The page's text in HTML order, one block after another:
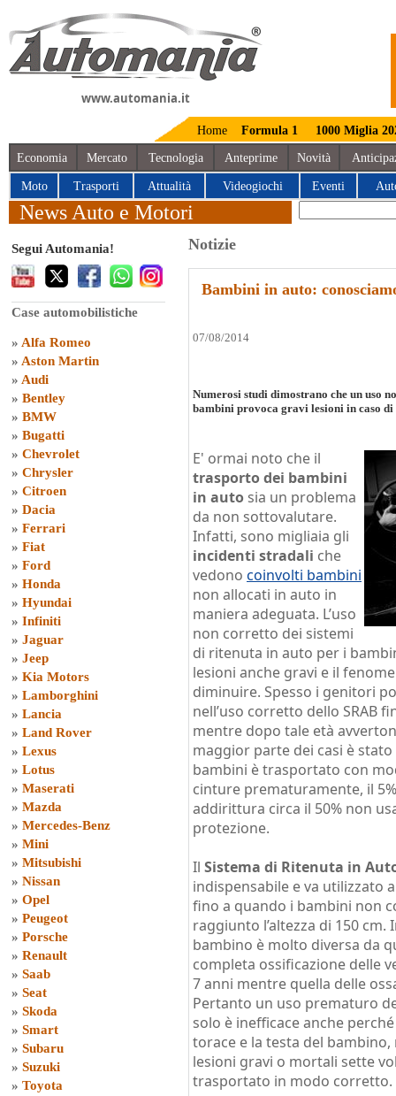
www.automania.it
Home Formula 1 1000 Miglia
Economia Mercato Tecnologia Anteprime Novità
Moto Trasporti Attualità Videogiochi Eventi
News Auto e Motori
Segui Automania!
Case automobilistiche
» Alfa Romeo
» Aston Martin
» Audi
» Bentley
» BMW
» Bugatti
» Chevrolet
» Chrysler
» Citroen
» Dacia
» Ferrari
» Fiat
» Ford
» Honda
» Hyundai
» Infiniti
» Jaguar
» Jeep
» Kia Motors
» Lamborghini
» Lancia
» Land Rover
» Lexus
» Lotus
» Maserati
» Mazda
» Mercedes-Benz
» Mini
» Mitsubishi
» Nissan
» Opel
» Peugeot
» Porsche
» Renault
» Saab
» Seat
» Skoda
» Smart
» Subaru
» Suzuki
» Toyota
Notizie
Bambini in auto:
07/08/2014
Numerosi studi dimostrano che un uso
bambini provoca gravi lesioni in caso di
E' ormai noto che il
trasporto dei bambini
in auto sia un problema
da non sottovalutare.
Infatti, sono migliaia gli
incidenti stradali che
vedono coinvolti bambini
non allocati in auto in
maniera adeguata. L’uso
non corretto dei sistemi
di ritenuta in auto per i
lesioni anche gravi e il
diminuire. Spesso i genitori
nell’uso corretto dello SRAB
mentre dopo tale età
maggior parte dei casi è
bambini è trasportato con
cinture prematuramente, il
addirittura circa il 50% non
protezione.
Il Sistema di Ritenuta in
indispensabile e va utilizzato
fino a quando i bambini non
raggiunto l’altezza di 150
bambino è molto diversa da
completa ossificazione delle
7 anni mentre quella delle
Pertanto un uso prematuro
solo è inefficace anche
torace e la testa del
lesioni gravi o mortali sette
trasportato in modo corretto.